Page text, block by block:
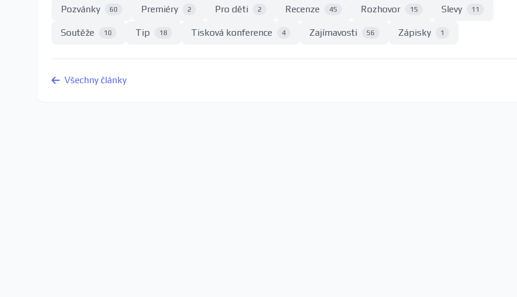
Pozvánky 60 Premiéry 2 Pro děti 2 Recenze 45 Rozhovor 15 Slevy 11
Soutěže 10 Tip 18 Tisková konference 4 Zajímavosti 56 Zápisky 1
Všechny články